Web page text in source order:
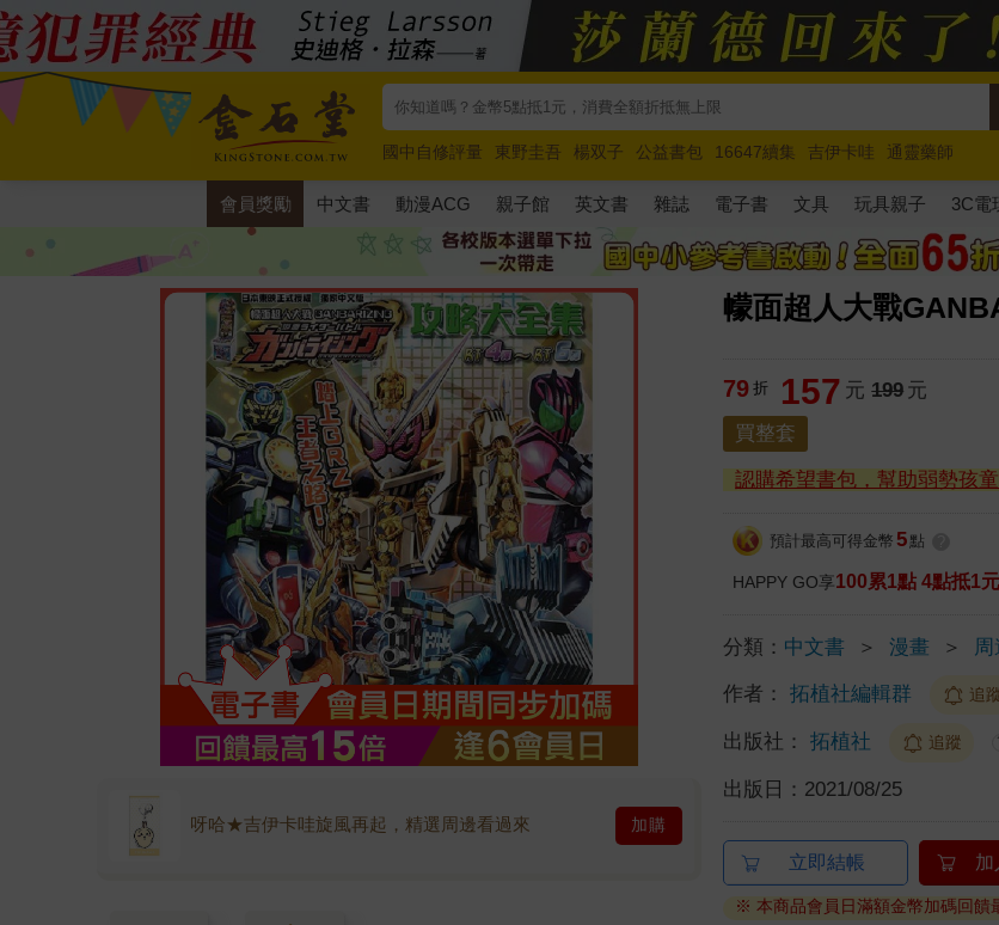
國中自修評量 東野圭吾 楊双子 公益書包 16647續集 吉伊卡哇
通靈藥師
唯紅花綻放
奧德賽 路邊攤新作 馬斯克 玩具總動員5 超慢跑
會員獎勵 中文書 動漫ACG 親子館 英文書 雜誌 電子書 文具 玩具親子 3C電
幪面超人大戰
呀哈★吉伊卡哇旋風再起，精選周邊看過來 加購
79 折 157 元 199 元
買整套
認購希望書包，幫助弱勢孩童
預計最高可得金幣 5 點
HAPPY GO享100累1點 4點抵1元
分類： 中文書 ＞ 漫畫 ＞
作者： 拓植社編輯群 追
出版社： 拓植社 追蹤
出版日： 2021/08/25
立即結帳 加
※ 本商品會員日滿額金幣加碼回饋